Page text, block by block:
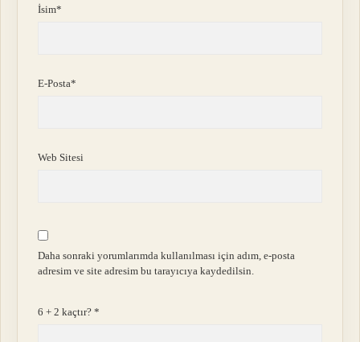
İsim*
E-Posta*
Web Sitesi
Daha sonraki yorumlarımda kullanılması için adım, e-posta
adresim ve site adresim bu tarayıcıya kaydedilsin.
6 + 2 kaçtır?*